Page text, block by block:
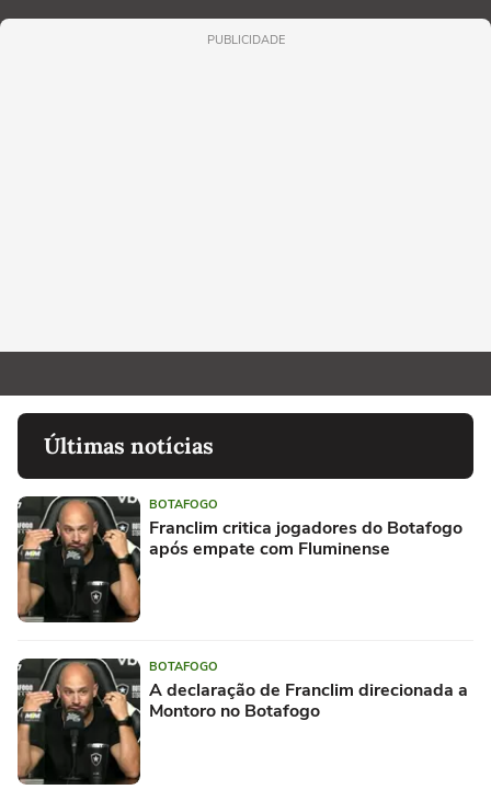
PUBLICIDADE
Últimas notícias
BOTAFOGO
Franclim critica jogadores do Botafogo
após empate com Fluminense
BOTAFOGO
A declaração de Franclim direcionada a
Montoro no Botafogo